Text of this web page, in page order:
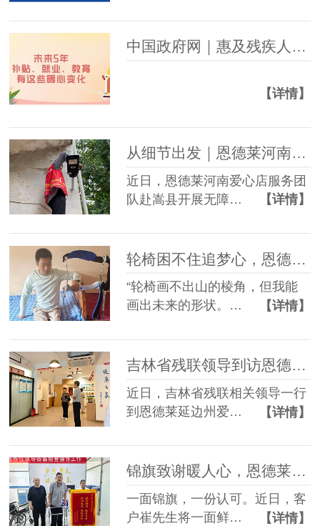
中国政府网｜惠及残疾人，未来5年补贴、就业、教育有这些暖心变化
【详情】
从细节出发｜恩德莱河南爱心店开展嵩县无障碍改造项目
近日，恩德莱河南爱心店服务团
队赴嵩县开展无障…
【详情】
轮椅困不住追梦心，恩德莱西安爱心店助力截瘫小伙绘就自强未来
“轮椅画不出山的棱角，但我能
画出未来的形状。…
【详情】
吉林省残联领导到访恩德莱延边州爱心店调研指导工作
近日，吉林省残联相关领导一行
到恩德莱延边州爱…
【详情】
锦旗致谢暖人心，恩德莱匠心助客户康复前行
一面锦旗，一份认可。近日，客
户崔先生将一面鲜…
【详情】